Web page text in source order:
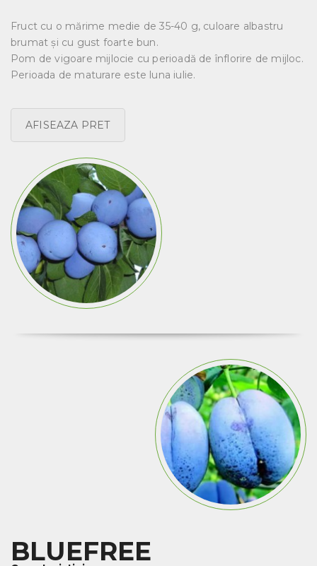
Fruct cu o mărime medie de 35-40 g, culoare albastru
brumat și cu gust foarte bun.
Pom de vigoare mijlocie cu perioadă de înflorire de mijloc.
Perioada de maturare este luna iulie.
AFISEAZA PRET
BLUEFREE